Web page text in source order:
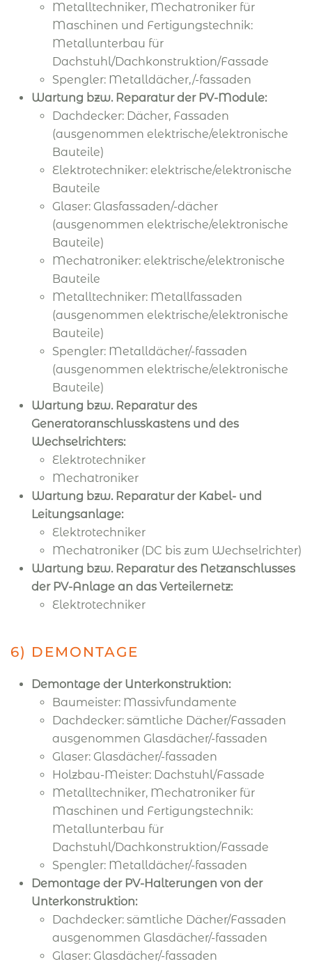
Metalltechniker, Mechatroniker für
Maschinen und Fertigungstechnik:
Metallunterbau für
Dachstuhl/Dachkonstruktion/Fassade
Spengler: Metalldächer,/-fassaden
Wartung bzw. Reparatur der PV-Module:
Dachdecker: Dächer, Fassaden
(ausgenommen elektrische/elektronische
Bauteile)
Elektrotechniker: elektrische/elektronische
Bauteile
Glaser: Glasfassaden/-dächer
(ausgenommen elektrische/elektronische
Bauteile)
Mechatroniker: elektrische/elektronische
Bauteile
Metalltechniker: Metallfassaden
(ausgenommen elektrische/elektronische
Bauteile)
Spengler: Metalldächer/-fassaden
(ausgenommen elektrische/elektronische
Bauteile)
Wartung bzw. Reparatur des
Generatoranschlusskastens und des
Wechselrichters:
Elektrotechniker
Mechatroniker
Wartung bzw. Reparatur der Kabel- und
Leitungsanlage:
Elektrotechniker
Mechatroniker (DC bis zum Wechselrichter)
Wartung bzw. Reparatur des Netzanschlusses
der PV-Anlage an das Verteilernetz:
Elektrotechniker
6) DEMONTAGE
Demontage der Unterkonstruktion:
Baumeister: Massivfundamente
Dachdecker: sämtliche Dächer/Fassaden
ausgenommen Glasdächer/-fassaden
Glaser: Glasdächer/-fassaden
Holzbau-Meister: Dachstuhl/Fassade
Metalltechniker, Mechatroniker für
Maschinen und Fertigungstechnik:
Metallunterbau für
Dachstuhl/Dachkonstruktion/Fassade
Spengler: Metalldächer/-fassaden
Demontage der PV-Halterungen von der
Unterkonstruktion:
Dachdecker: sämtliche Dächer/Fassaden
ausgenommen Glasdächer/-fassaden
Glaser: Glasdächer/-fassaden